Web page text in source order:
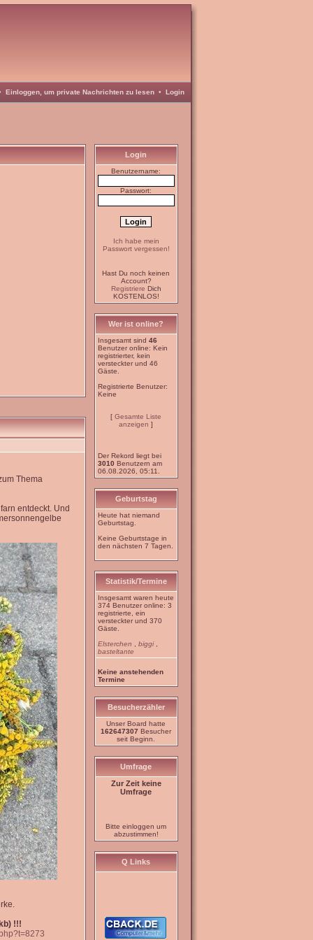
Einloggen, um private Nachrichten zu lesen• Login
Thema
entdeckt. Und
!!!
Login
Benutzername:
Passwort:
Ich habe mein
Passwort vergessen!
Hast Du noch keinen
Account?
Registriere Dich
KOSTENLOS!
Wer ist online?
Insgesamt sind 46
Benutzer online: Kein
registrierter, kein
versteckter und 46
Gäste.
Registrierte Benutzer:
Keine
[ Gesamte Liste
anzeigen ]
Der Rekord liegt bei
3010 Benutzern am
06.08.2026, 05:11.
Geburtstag
Heute hat niemand
Geburtstag.
Keine Geburtstage in
den nächsten 7 Tagen.
Statistik/Termine
Insgesamt waren heute
374 Benutzer online: 3
registrierte, ein
versteckter und 370
Gäste.
Elsterchen
biggi
basteltante
Keine anstehenden
Termine
Besucherzähler
Unser Board hatte
162647307 Besucher
seit Beginn.
Umfrage
Zur Zeit keine
Umfrage
Bitte einloggen um
abzustimmen!
Q Links